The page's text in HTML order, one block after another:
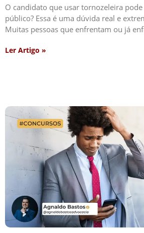
O candidato que usar tornozeleira
público? Essa é uma dúvida real e
Muitas pessoas que enfrentam ou já
Ler Artigo »